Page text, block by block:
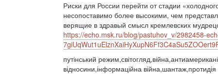
Риски для России перейти от стадии
несопоставимо более высокими, чем
верящие в здравый смысл кремлевских
https://echo.msk.ru/blog/pastuhov_v/2982458-
путінський
відносини,інформаційна